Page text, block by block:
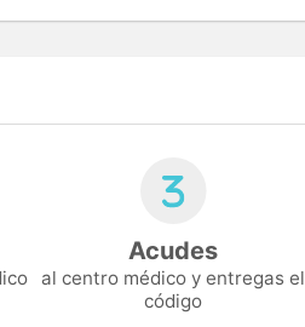
Acudes
al centro médico y entregas el
código